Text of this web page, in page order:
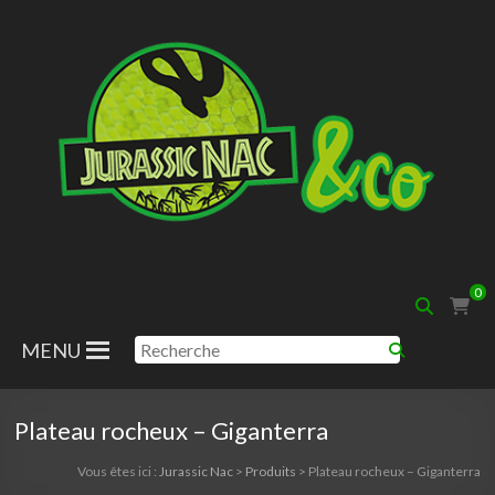
Nac
0
MENU
Plateau rocheux – Giganterra
Vous êtes ici : Jurassic Nac> Produits > Plateau rocheux – Giganterra